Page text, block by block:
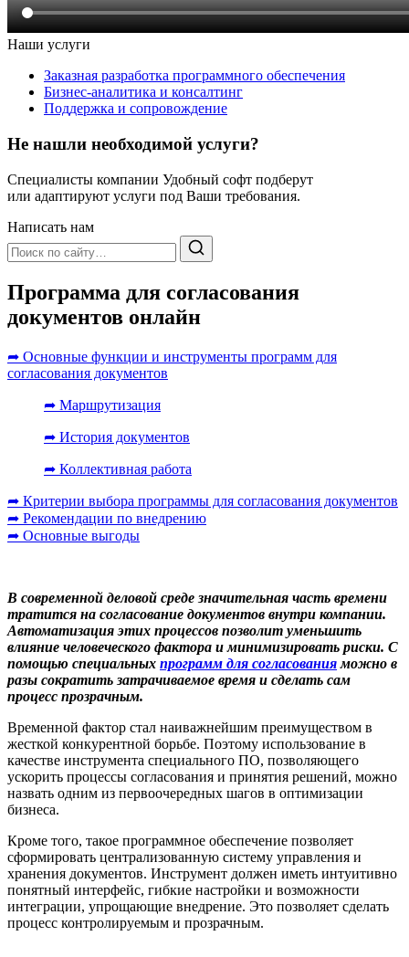
Наши услуги
Заказная разработка программного обеспечения
Бизнес-аналитика и консалтинг
Поддержка и сопровождение
Не нашли необходимой услуги?
Специалисты компании Удобный софт подберут
или адаптируют услуги под Ваши требования.
Написать нам
Программа для согласования
документов онлайн
➦ Основные функции и инструменты программ для
согласования документов
➦ Маршрутизация
➦ История документов
➦ Коллективная работа
➦ Критерии выбора программы для согласования документов
➦ Рекомендации по внедрению
➦ Основные выгоды
В современной деловой среде значительная часть времени
тратится на согласование документов внутри компании.
Автоматизация этих процессов позволит уменьшить
влияние человеческого фактора и минимизировать риски. С
помощью специальных программ для согласованияможно в
разы сократить затрачиваемое время и сделать сам
процесс прозрачным.
Временной фактор стал наиважнейшим преимуществом в
жесткой конкурентной борьбе. Поэтому использование в
качестве инструмента специального ПО, позволяющего
ускорить процессы согласования и принятия решений, можно
назвать одним из первоочередных шагов в оптимизации
бизнеса.
Кроме того, такое программное обеспечение позволяет
сформировать централизованную систему управления и
хранения документов. Инструмент должен иметь интуитивно
понятный интерфейс, гибкие настройки и возможности
интеграции, упрощающие внедрение. Это позволяет сделать
процесс контролируемым и прозрачным.